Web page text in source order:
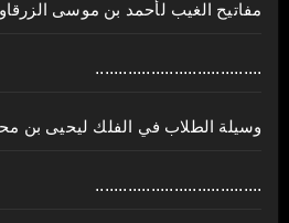
مفاتيح الغيب لأحمد بن موسى
....................................
وسيلة الطلاب في الفلك ليحيى بن
....................................